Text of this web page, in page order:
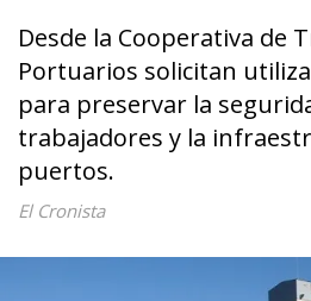
Desde la Cooperativa de
Portuarios solicitan
para preservar la
trabajadores y la
puertos.
El Cronista